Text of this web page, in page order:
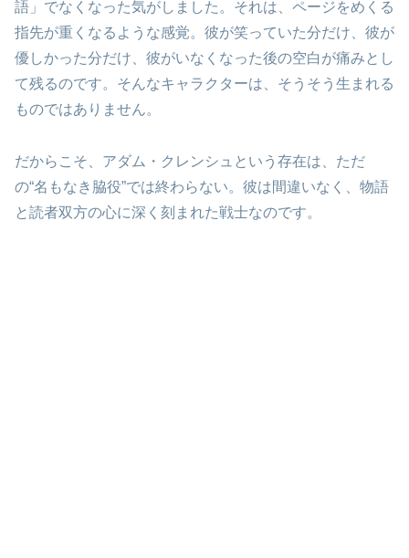
語」でなくなった気がしました。それは、ページをめくる
指先が重くなるような感覚。彼が笑っていた分だけ、彼が
優しかった分だけ、彼がいなくなった後の空白が痛みとし
て残るのです。そんなキャラクターは、そうそう生まれる
ものではありません。
だからこそ、アダム・クレンシュという存在は、ただ
の“名もなき脇役”では終わらない。彼は間違いなく、物語
と読者双方の心に深く刻まれた戦士なのです。